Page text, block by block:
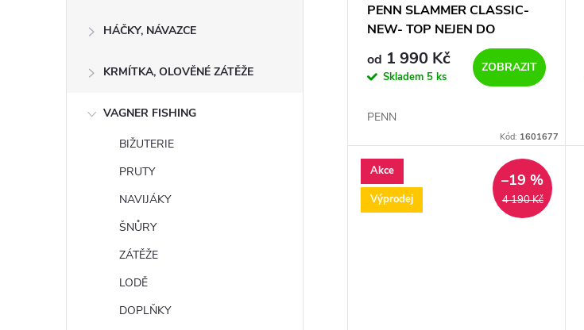
HÁČKY, NÁVAZCE
KRMÍTKA, OLOVĚNÉ ZÁTĚŽE
VAGNER FISHING
BIŽUTERIE
PRUTY
NAVIJÁKY
ŠNŮRY
ZÁTĚŽE
LODĚ
DOPLŇKY
PENN SLAMMER CLASSIC-
NEW- TOP NEJEN DO
NORSKA
od 1 990 Kč
Skladem 5 ks
ZOBRAZIT
PENN
Kód: 1601677
Akce
Výprodej
4 190 Kč
–19 %